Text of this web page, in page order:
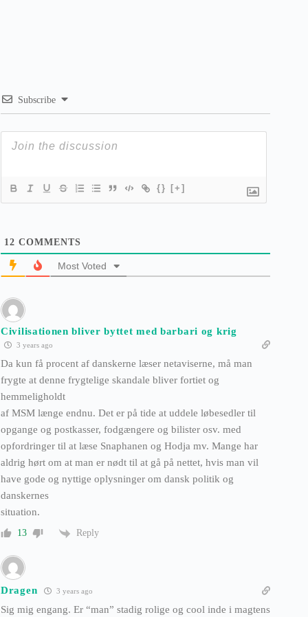
Subscribe
{} [+]
12 COMMENTS
Most Voted
Civilisationen bliver byttet med barbari og krig
3 years ago
Da kun få procent af danskerne læser netaviserne, må man
frygte at denne frygtelige skandale bliver fortiet og
hemmeligholdt
af MSM længe endnu. Det er på tide at uddele løbesedler til
opgange og postkasser, fodgængere og bilister osv. med
opfordringer til at læse Snaphanen og Hodja mv. Mange har
aldrig hørt om at man er nødt til at gå på nettet, hvis man vil
have gode og nyttige oplysninger om dansk politik og
danskernes
situation.
13 Reply
Dragen 3 years ago
Sig mig engang. Er “man” stadig rolige og cool inde i magtens